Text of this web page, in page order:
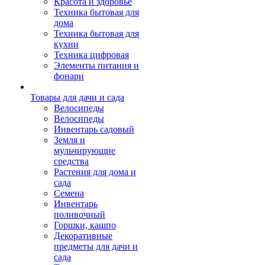
Техника бытовая для
дома
Техника бытовая для
кухни
Техника цифровая
Элементы питания и
фонари
Товары для дачи и сада
Велосипеды
Велосипеды
Инвентарь садовый
Земля и
мульчирующие
средства
Растения для дома и
сада
Семена
Инвентарь
поливочный
Горшки, кашпо
Декоративные
предметы для дачи и
сада